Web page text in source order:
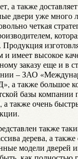
а также
двери уже много
четкая
Продукция
имеет высокое
заказу еще и в
– ЗАО
также большое
базы компании
также очень
также
дерева, а
модели дверей